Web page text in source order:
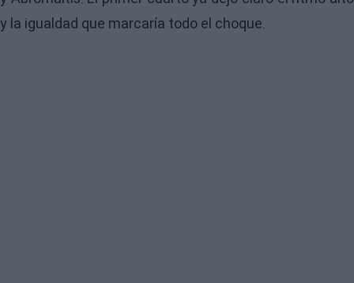
y la igualdad que marcaría todo el choque.